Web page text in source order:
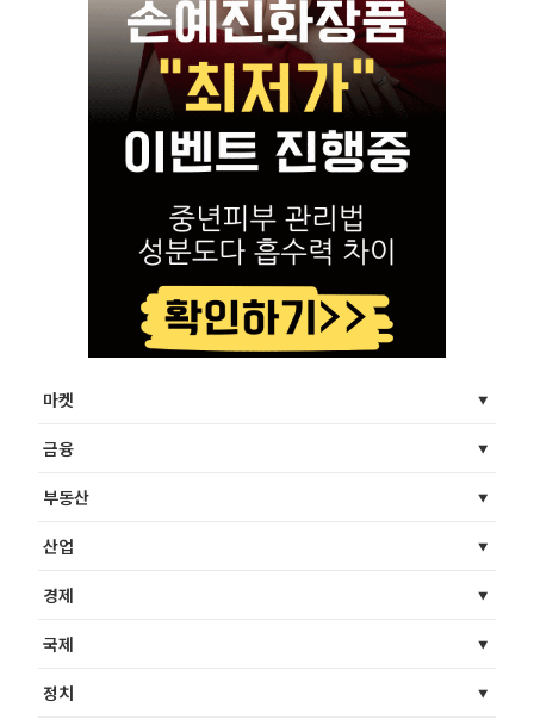
마켓
금융
부동산
산업
경제
국제
정치